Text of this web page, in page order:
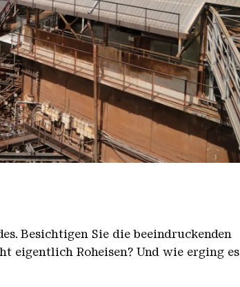
Besichtigen Sie die beeindruckenden
eigentlich Roheisen? Und wie erging es